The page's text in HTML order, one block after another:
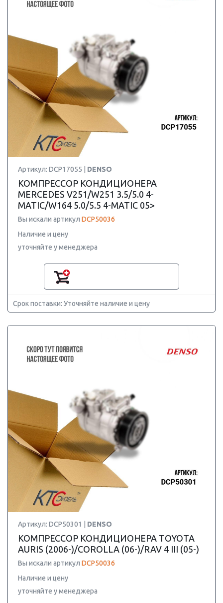
Артикул: DCP17055 | DENSO
КОМПРЕССОР КОНДИЦИОНЕРА
MERCEDES V251/W251 3.5/5.0 4-
MATIC/W164 5.0/5.5 4-MATIC 05>
Вы искали артикул DCP50036
Наличие и цену
уточняйте у менеджера
Срок поставки: Уточняйте наличие и цену
Артикул: DCP50301 | DENSO
КОМПРЕССОР КОНДИЦИОНЕРА TOYOTA
AURIS (2006-)/COROLLA (06-)/RAV 4 III (05-)
Вы искали артикул DCP50036
Наличие и цену
уточняйте у менеджера